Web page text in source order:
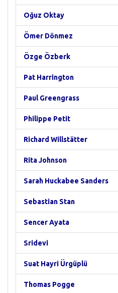
Oğuz Oktay
Ömer Dönmez
Özge Özberk
Pat Harrington
Paul Greengrass
Philippe Petit
Richard Willstätter
Rita Johnson
Sarah Huckabee Sanders
Sebastian Stan
Sencer Ayata
Sridevi
Suat Hayri Ürgüplü
Thomas Pogge